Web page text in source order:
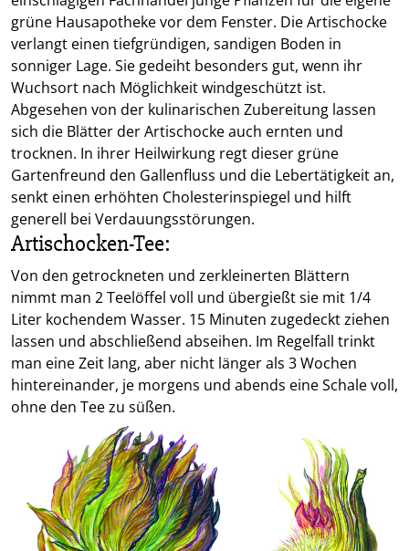
grüne Hausapotheke vor dem Fenster. Die Artischocke
verlangt einen tiefgründigen, sandigen Boden in
sonniger Lage. Sie gedeiht besonders gut, wenn ihr
Wuchsort nach Möglichkeit windgeschützt ist.
Abgesehen von der kulinarischen Zubereitung lassen
sich die Blätter der Artischocke auch ernten und
trocknen. In ihrer Heilwirkung regt dieser grüne
Gartenfreund den Gallenfluss und die Lebertätigkeit an,
senkt einen erhöhten Cholesterinspiegel und hilft
generell bei Verdauungsstörungen.
Artischocken-Tee:
Von den getrockneten und zerkleinerten Blättern
nimmt man 2 Teelöffel voll und übergießt sie mit 1/4
Liter kochendem Wasser. 15 Minuten zugedeckt ziehen
lassen und abschließend abseihen. Im Regelfall trinkt
man eine Zeit lang, aber nicht länger als 3 Wochen
hintereinander, je morgens und abends eine Schale voll,
ohne den Tee zu süßen.